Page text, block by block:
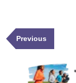
Navigation
dePrevious
Post
Previous